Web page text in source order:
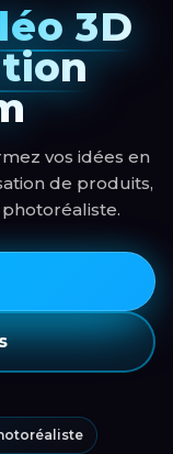
3D
vos idées en
de produits,